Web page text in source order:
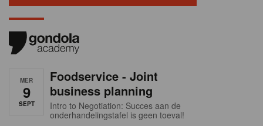
MER
9
SEPT
Foodservice - Joint
business planning
Intro to Negotiation: Succes aan de
onderhandelingstafel is geen toeval!